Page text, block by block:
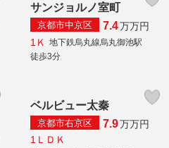
サンジョルノ室町
京都市中京区 7.4万万円
1Ｋ
地下鉄烏丸線烏丸御池駅
徒歩3分
ベルビュー太秦
京都市右京区 7.9万万円
1ＬＤＫ